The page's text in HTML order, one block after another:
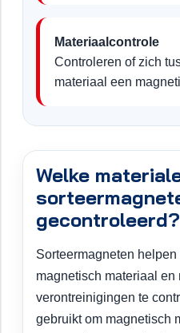
Materiaalcontrole
Controleren of zich
materiaal een
Welke
gecontroleerd?
Sorteermagneten
magnetisch materiaal
verontreinigingen te
gebruikt om magnetisch